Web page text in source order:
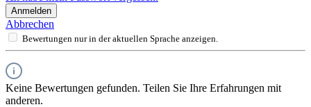
Anmelden
Abbrechen
Bewertungen nur in der aktuellen Sprache anzeigen.
Keine Bewertungen gefunden. Teilen Sie Ihre Erfahrungen mit
anderen.